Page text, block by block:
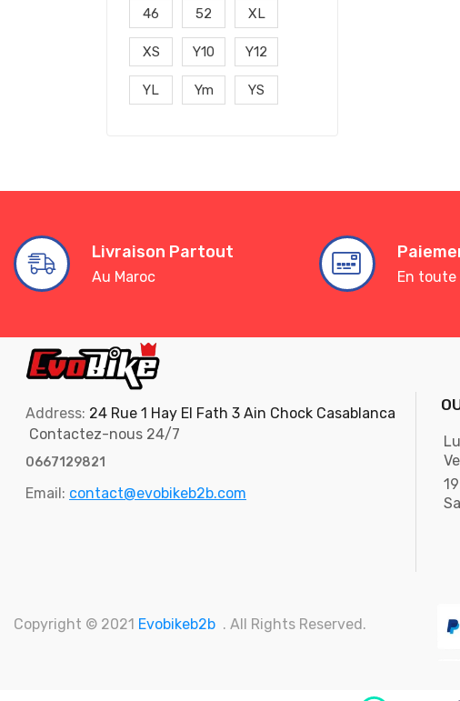
46 52 XL
XS Y10 Y12
YL Ym YS
Livraison Partout
Au Maroc En
Address: 24 Rue 1 Hay El Fath 3 Ain Chock Casablanca
Contactez-nous 24/7
0667129821
Email: contact@evobikeb2b.com
Copyright © 2021 Evobikeb2b . All Rights Reserved.